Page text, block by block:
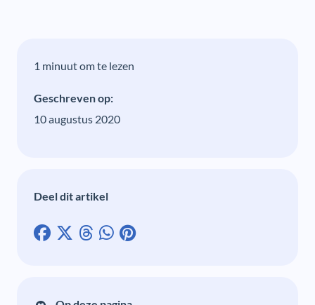
1 minuut om te lezen
Geschreven op:
10 augustus 2020
Deel dit artikel